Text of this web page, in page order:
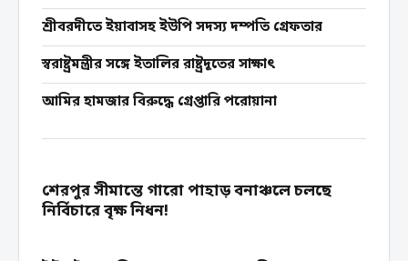
শ্রীবরদীতে ইয়াবাসহ ইউপি সদস্য দম্পতি গ্রেফতার
স্বরাষ্ট্রমন্ত্রীর সঙ্গে ইতালির রাষ্ট্রদূতের সাক্ষাৎ
আমির হামজার বিরুদ্ধে গ্রেপ্তারি পরোয়ানা
শেরপুর সীমান্তে গারো পাহাড় বনাঞ্চলে চলছে
নির্বিচারে বৃক্ষ নিধন!